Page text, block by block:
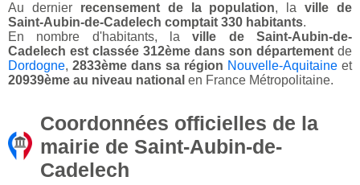
Au dernier recensement de la population, laville de
Saint-Aubin-de-Cadelech comptait 330 habitants.
En nombre d'habitants, laville de Saint-Aubin-de-
Cadelech est classée 312ème dans son département de
Dordogne, 2833ème dans sa région Nouvelle-Aquitaine et
20939ème au niveau national en France Métropolitaine.
Coordonnées officielles de la
mairie de Saint-Aubin-de-
Cadelech